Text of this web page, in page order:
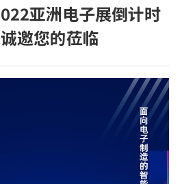
亚洲电子展倒计时
邀您的莅临